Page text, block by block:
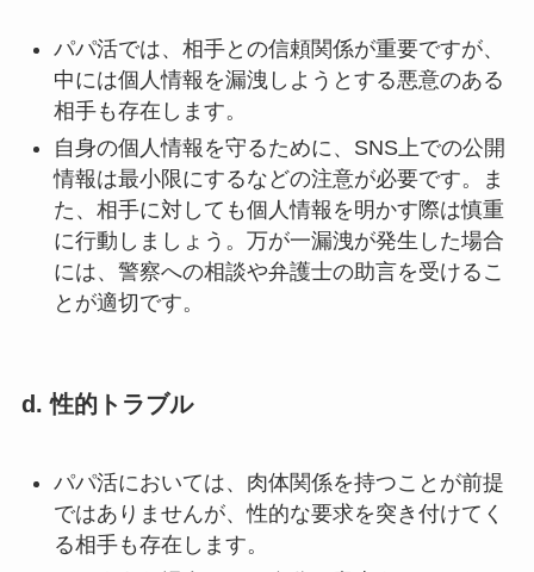
パパ活では、相手との信頼関係が重要ですが、
中には個人情報を漏洩しようとする悪意のある
相手も存在します。
自身の個人情報を守るために、SNS上での公開
情報は最小限にするなどの注意が必要です。ま
た、相手に対しても個人情報を明かす際は慎重
に行動しましょう。万が一漏洩が発生した場合
には、警察への相談や弁護士の助言を受けるこ
とが適切です。
d. 性的トラブル
パパ活においては、肉体関係を持つことが前提
ではありませんが、性的な要求を突き付けてく
る相手も存在します。